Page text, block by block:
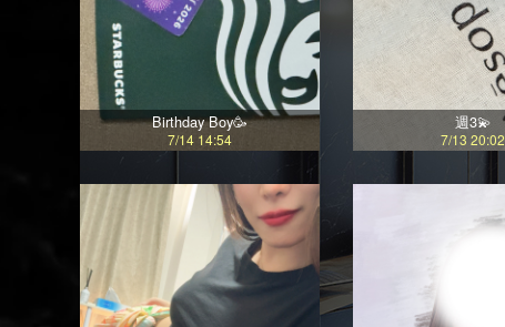
Birthday Boy🥳
7/14 14:54
週3💫
7/13 20:02